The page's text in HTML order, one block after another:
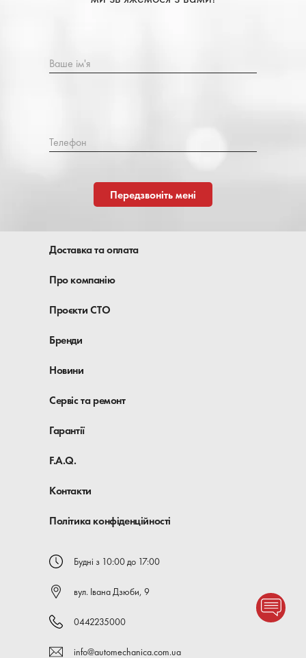
Ваше ім'я
Телефон
Передзвоніть мені
Доставка та оплата
Про компанію
Проєкти СТО
Бренди
Новини
Сервіс та ремонт
Гарантії
F.A.Q.
Контакти
Політика конфіденційності
Будні з 10:00 до 17:00
вул. Івана Дзюби, 9
0442235000
info@automechanica.com.ua